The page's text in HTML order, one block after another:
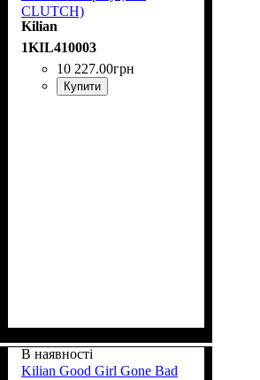
CLUTCH)
Kilian
1KIL410003
10 227.00грн
Купити
В наявності
Kilian Good Girl Gone Bad